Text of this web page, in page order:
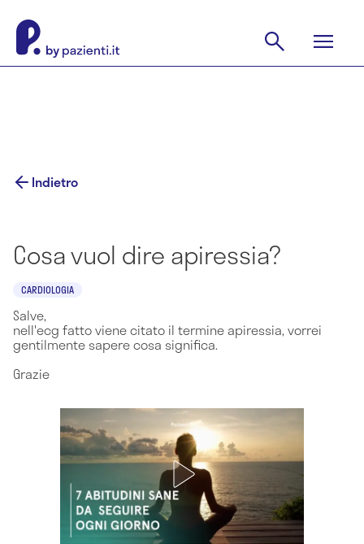
Indietro
Cosa vuol dire apiressia?
CARDIOLOGIA
Salve,
nell'ecg fatto viene citato il termine apiressia, vorrei
gentilmente sapere cosa significa.
Grazie